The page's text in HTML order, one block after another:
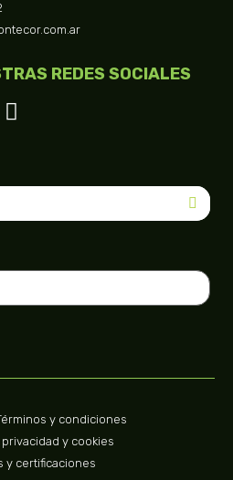
REDES SOCIALES
y condiciones
y cookies
y certificaciones